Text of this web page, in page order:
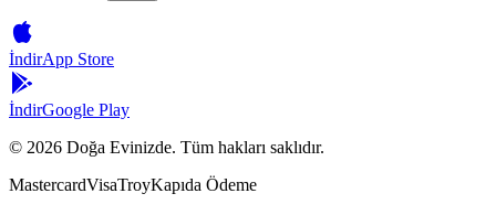
İndirApp Store
İndirGoogle Play
© 2026 Doğa Evinizde. Tüm hakları saklıdır.
MastercardVisaTroyKapıda Ödeme